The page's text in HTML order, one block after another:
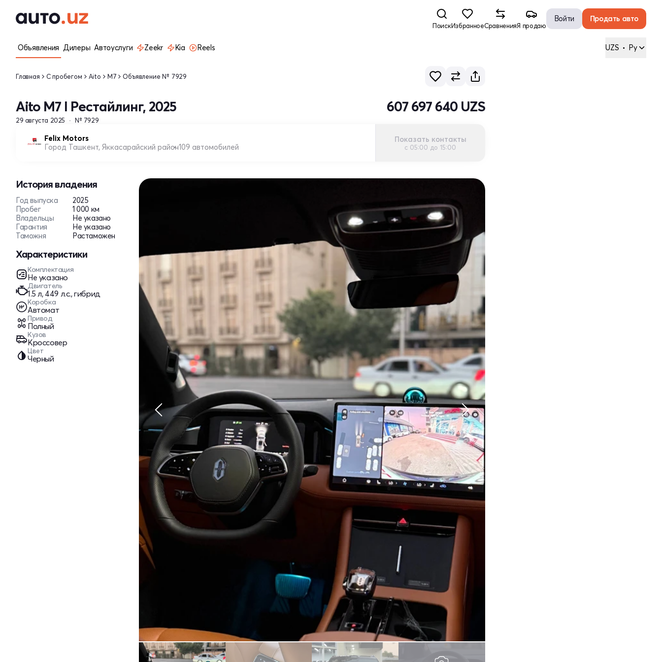
ПоискИзбранноеСравненияЯ продаю
Войти Продать авто
Объявления Дилеры Автоуслуги Zeekr Kia Reels UZS • Ру
Главная С пробегом Aito M7 Объявление № 7929
Aito M7 I Рестайлинг, 2025
29 августа 2025 № 7929
607 697 640 UZS
Felix Motors
Город Ташкент, Яккасарайский район109 автомобилей
Показать контакты
с 05:00 до 15:00
История владения
Год выпуска
2025
Пробег
1 000 км
Владельцы
Не указано
Гарантия
Не указано
Таможня
Растаможен
Характеристики
Комплектация
Не указано
Двигатель
1.5 л, 449 л.с., гибрид
Коробка
Автомат
Привод
Полный
Кузов
Кроссовер
Цвет
Черный